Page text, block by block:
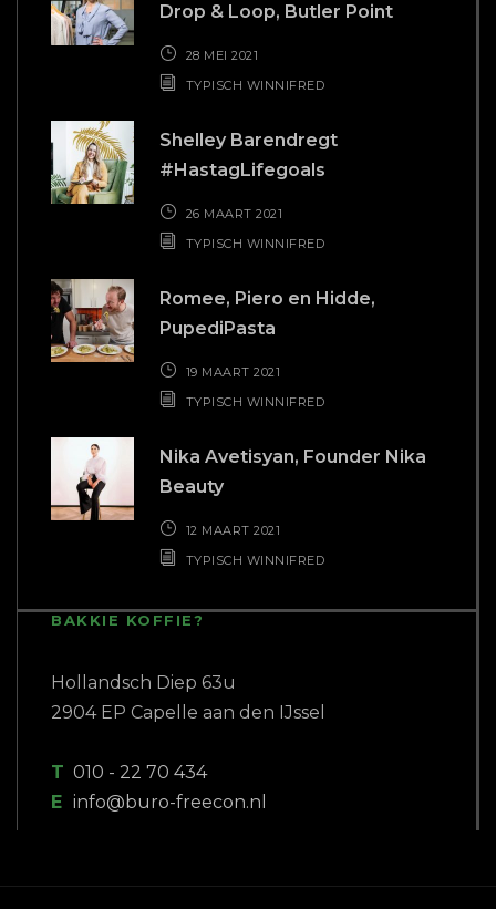
Drop & Loop, Butler Point
28 MEI 2021
TYPISCH WINNIFRED
Shelley Barendregt
#HastagLifegoals
26 MAART 2021
TYPISCH WINNIFRED
Romee, Piero en Hidde,
PupediPasta
19 MAART 2021
TYPISCH WINNIFRED
Nika Avetisyan, Founder Nika
Beauty
12 MAART 2021
TYPISCH WINNIFRED
BAKKIE KOFFIE?
Hollandsch Diep 63u
2904 EP Capelle aan den IJssel
T 010 - 22 70 434
E info@buro-freecon.nl